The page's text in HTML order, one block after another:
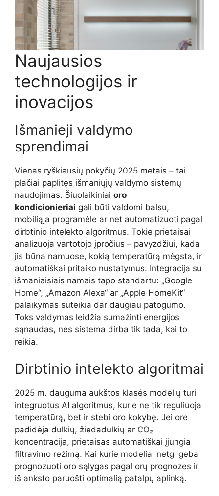
Naujausios
technologijos ir
inovacijos
Išmanieji valdymo
sprendimai
Vienas ryškiausių pokyčių 2025 metais – tai
plačiai paplitęs išmaniųjų valdymo sistemų
naudojimas. Šiuolaikiniai oro
kondicionieriai gali būti valdomi balsu,
mobiliąja programėle ar net automatizuoti pagal
dirbtinio intelekto algoritmus. Tokie prietaisai
analizuoja vartotojo įpročius – pavyzdžiui, kada
jis būna namuose, kokią temperatūrą mėgsta, ir
automatiškai pritaiko nustatymus. Integracija su
išmaniaisiais namais tapo standartu: „Google
Home“, „Amazon Alexa“ ar „Apple HomeKit“
palaikymas suteikia dar daugiau patogumo.
Toks valdymas leidžia sumažinti energijos
sąnaudas, nes sistema dirba tik tada, kai to
reikia.
Dirbtinio intelekto algoritmai
2025 m. dauguma aukštos klasės modelių turi
integruotus AI algoritmus, kurie ne tik reguliuoja
temperatūrą, bet ir stebi oro kokybę. Jei ore
padidėja dulkių, žiedadulkių ar CO₂
koncentracija, prietaisas automatiškai įjungia
filtravimo režimą. Kai kurie modeliai netgi geba
prognozuoti oro sąlygas pagal orų prognozes ir
iš anksto paruošti optimalią patalpų aplinką.